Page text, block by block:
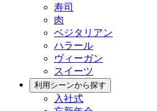
寿司
肉
ベジタリアン
ハラール
ヴィーガン
スイーツ
利用シーンから探す
入社式